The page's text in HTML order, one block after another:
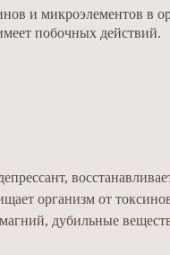
и микроэлементов в
побочных действий.
организм от
дубильные